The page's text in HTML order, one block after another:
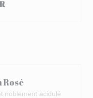
Rosé
noblement acidulé